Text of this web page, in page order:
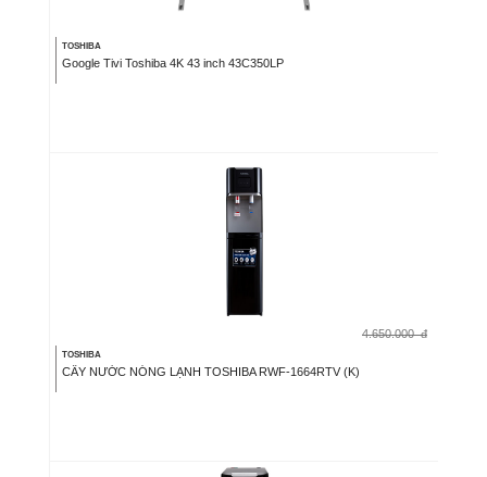
TOSHIBA
Google Tivi Toshiba 4K 43 inch 43C350LP
4.650.000 đ
TOSHIBA
CÂY NƯỚC NÓNG LẠNH TOSHIBA RWF-1664RTV (K)